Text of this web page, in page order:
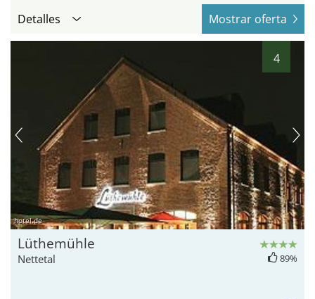
Detalles Mostrar oferta
4
hotel.de
Lüthemühle
Nettetal 89%